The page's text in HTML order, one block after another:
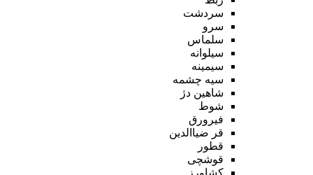
سردشت
سرو
سلماس
سیلوانه
سیمینه
سیه چشمه
شاهین دژ
شوط
فیرورق
قر ضیاالدین
قطور
قوشچی